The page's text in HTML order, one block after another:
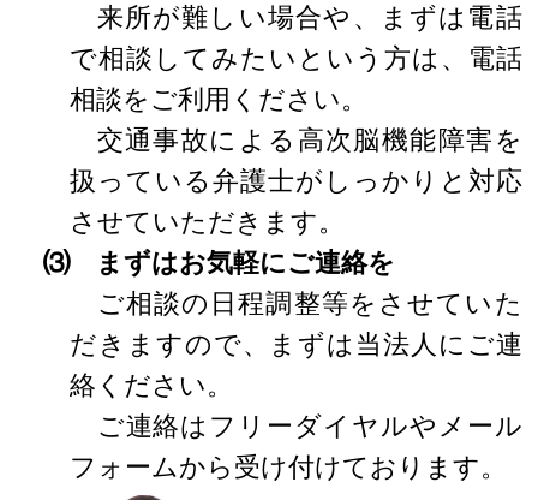
来所が難しい場合や、まずは電話
で相談してみたいという方は、電話
相談をご利用ください。
交通事故による高次脳機能障害を
扱っている弁護士がしっかりと対応
させていただきます。
⑶ まずはお気軽にご連絡を
ご相談の日程調整等をさせていた
だきますので、まずは当法人にご連
絡ください。
ご連絡はフリーダイヤルやメール
フォームから受け付けております。